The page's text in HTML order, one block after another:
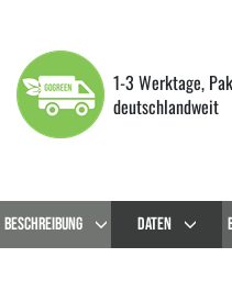
1-3 Werktage,
deutschlandweit
BESCHREIBUNG DATEN